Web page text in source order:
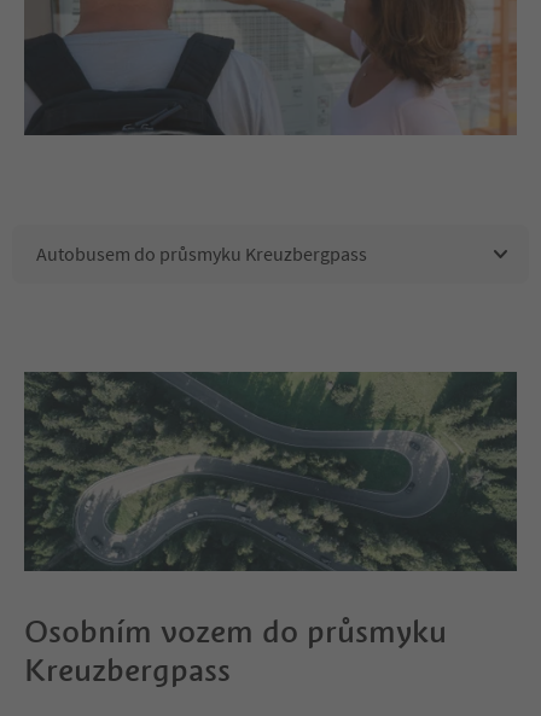
Autobusem do průsmyku Kreuzbergpass
Osobním vozem do průsmyku
Kreuzbergpass